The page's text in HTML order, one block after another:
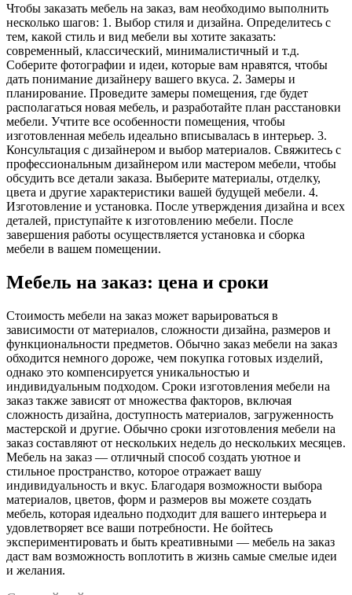
Чтобы заказать мебель на заказ, вам необходимо выполнить
несколько шагов: 1. Выбор стиля и дизайна. Определитесь с
тем, какой стиль и вид мебели вы хотите заказать:
современный, классический, минималистичный и т.д.
Соберите фотографии и идеи, которые вам нравятся, чтобы
дать понимание дизайнеру вашего вкуса. 2. Замеры и
планирование. Проведите замеры помещения, где будет
располагаться новая мебель, и разработайте план расстановки
мебели. Учтите все особенности помещения, чтобы
изготовленная мебель идеально вписывалась в интерьер. 3.
Консультация с дизайнером и выбор материалов. Свяжитесь с
профессиональным дизайнером или мастером мебели, чтобы
обсудить все детали заказа. Выберите материалы, отделку,
цвета и другие характеристики вашей будущей мебели. 4.
Изготовление и установка. После утверждения дизайна и всех
деталей, приступайте к изготовлению мебели. После
завершения работы осуществляется установка и сборка
мебели в вашем помещении.
Мебель на заказ: цена и сроки
Стоимость мебели на заказ может варьироваться в
зависимости от материалов, сложности дизайна, размеров и
функциональности предметов. Обычно заказ мебели на заказ
обходится немного дороже, чем покупка готовых изделий,
однако это компенсируется уникальностью и
индивидуальным подходом. Сроки изготовления мебели на
заказ также зависят от множества факторов, включая
сложность дизайна, доступность материалов, загруженность
мастерской и другие. Обычно сроки изготовления мебели на
заказ составляют от нескольких недель до нескольких месяцев.
Мебель на заказ — отличный способ создать уютное и
стильное пространство, которое отражает вашу
индивидуальность и вкус. Благодаря возможности выбора
материалов, цветов, форм и размеров вы можете создать
мебель, которая идеально подходит для вашего интерьера и
удовлетворяет все ваши потребности. Не бойтесь
экспериментировать и быть креативными — мебель на заказ
даст вам возможность воплотить в жизнь самые смелые идеи
и желания.